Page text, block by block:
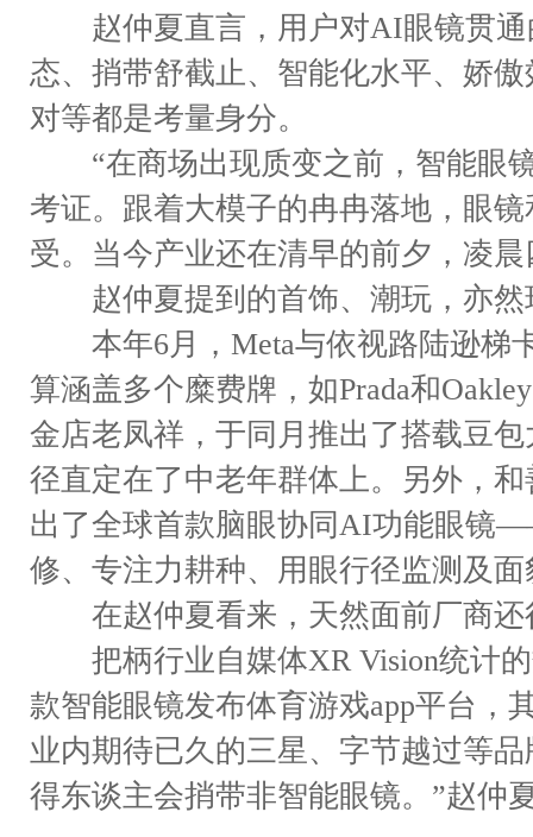
赵仲夏直言，用户对AI眼镜贯通
态、捎带舒截止、智能化水平、娇
对等都是考量身分。
“在商场出现质变之前，智能眼
考证。跟着大模子的冉冉落地，眼
受。当今产业还在清早的前夕，凌
赵仲夏提到的首饰、潮玩，亦然
本年6月，Meta与依视路陆逊梯
算涵盖多个糜费牌，如Prada和
金店老凤祥，于同月推出了搭载豆
径直定在了中老年群体上。另外，
出了全球首款脑眼协同AI功能眼镜
修、专注力耕种、用眼行径监测及
在赵仲夏看来，天然面前厂商还
把柄行业自媒体XR Vision统计的
款智能眼镜发布体育游戏app平台，
业内期待已久的三星、字节越过等
得东谈主会捎带非智能眼镜。”赵仲